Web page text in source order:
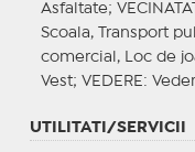
Asfaltate;
Scoala, Transport
comercial, Loc de
Vest; VEDERE :
UTILITATI/SERVICII